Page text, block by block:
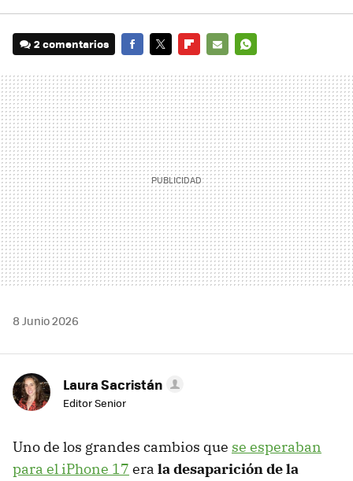
2 comentarios
MAIL
8 Junio 2026
Laura Sacristán
Editor Senior
Uno de los grandes cambios que se esperaban
para el iPhone 17 era la desaparición de la